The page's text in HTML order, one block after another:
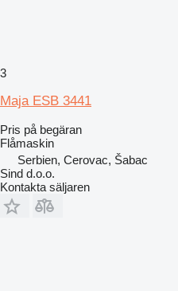
3
Maja ESB 3441
Pris på begäran
Flåmaskin
Serbien, Cerovac, Šabac
Sind d.o.o.
Kontakta säljaren